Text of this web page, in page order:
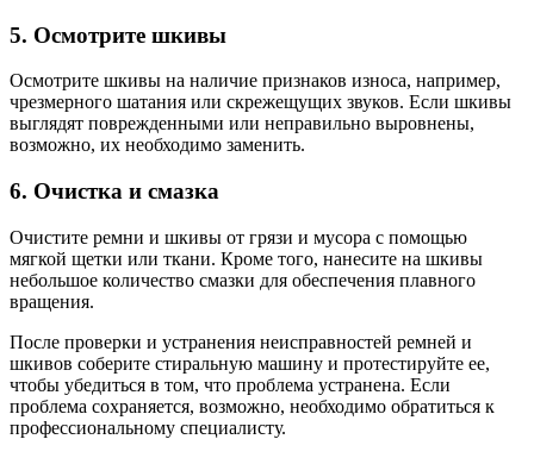
5. Осмотрите шкивы
Осмотрите шкивы на наличие признаков износа, например,
чрезмерного шатания или скрежещущих звуков. Если шкивы
выглядят поврежденными или неправильно выровнены,
возможно, их необходимо заменить.
6. Очистка и смазка
Очистите ремни и шкивы от грязи и мусора с помощью
мягкой щетки или ткани. Кроме того, нанесите на шкивы
небольшое количество смазки для обеспечения плавного
вращения.
После проверки и устранения неисправностей ремней и
шкивов соберите стиральную машину и протестируйте ее,
чтобы убедиться в том, что проблема устранена. Если
проблема сохраняется, возможно, необходимо обратиться к
профессиональному специалисту.